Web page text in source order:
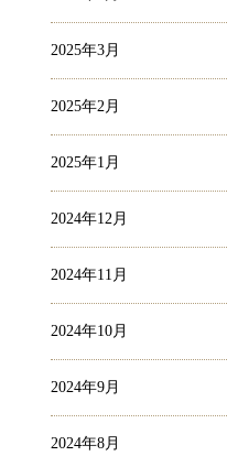
2025年3月
2025年2月
2025年1月
2024年12月
2024年11月
2024年10月
2024年9月
2024年8月